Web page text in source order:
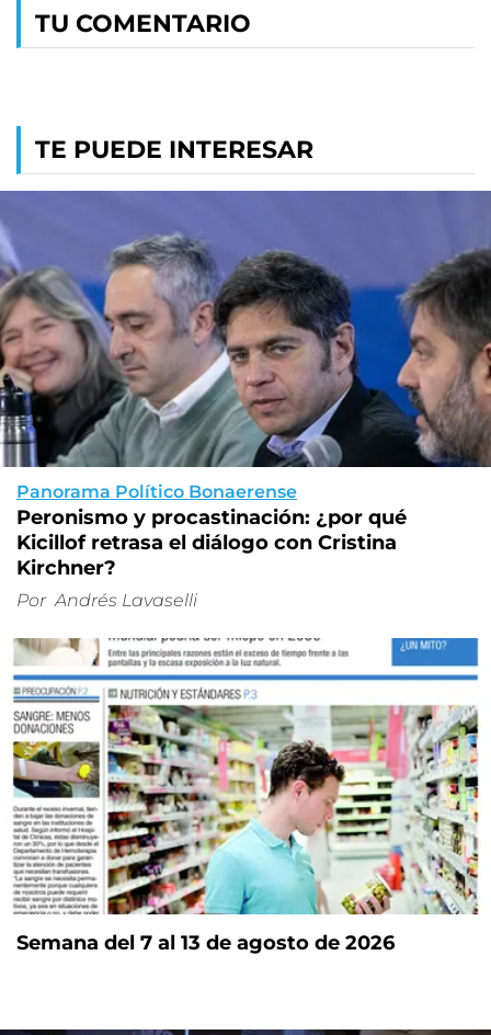
TU COMENTARIO
TE PUEDE INTERESAR
Panorama Político Bonaerense
Peronismo y procastinación: ¿por qué
Kicillof retrasa el diálogo con Cristina
Kirchner?
Por Andrés Lavaselli
Semana del 7 al 13 de agosto de 2026